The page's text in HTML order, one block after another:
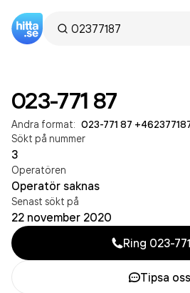
023-771 87
Andra format: 023-771 87
Sökt på nummer
3
Operatören
Operatör saknas
Senast sökt på
22 november 2020
Ring 023-
Tipsa oss